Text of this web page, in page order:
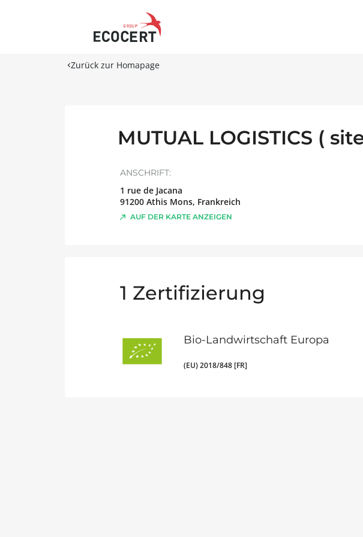
Zurück zur Homapage
MUTUAL LOGISTICS (
ANSCHRIFT:
1 rue de Jacana
91200 Athis Mons, Frankreich
AUF DER KARTE ANZEIGEN
1 Zertifizierung
Bio-Landwirtschaft Europa
(EU) 2018/848 [FR]